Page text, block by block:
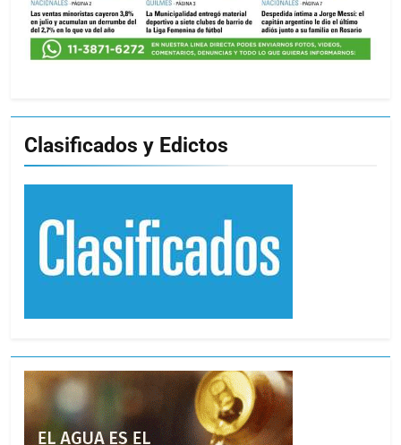
Clasificados y Edictos